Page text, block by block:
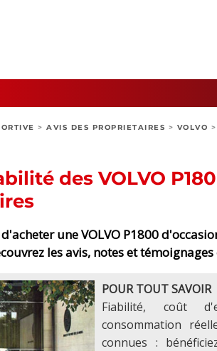
> AVIS DES PROPRIETAIRES > VOLVO >
des VOLVO
une VOLVO P1800
les avis, notes et
POUR TOUT SAVOIR
Fiabilité, coût
consommation
connues :